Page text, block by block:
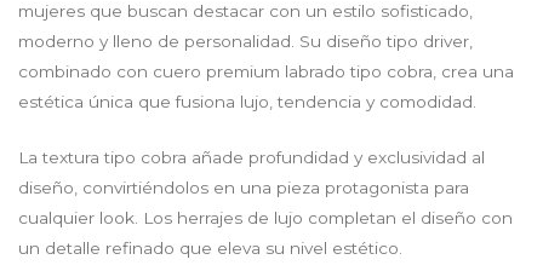
mujeres que buscan destacar con un estilo sofisticado,
moderno y lleno de personalidad. Su diseño tipo driver,
combinado con cuero premium labrado tipo cobra, crea una
estética única que fusiona lujo, tendencia y comodidad.
La textura tipo cobra añade profundidad y exclusividad al
diseño, convirtiéndolos en una pieza protagonista para
cualquier look. Los herrajes de lujo completan el diseño con
un detalle refinado que eleva su nivel estético.